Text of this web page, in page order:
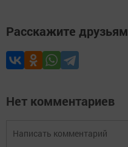
Расскажите друзьям
Нет комментариев